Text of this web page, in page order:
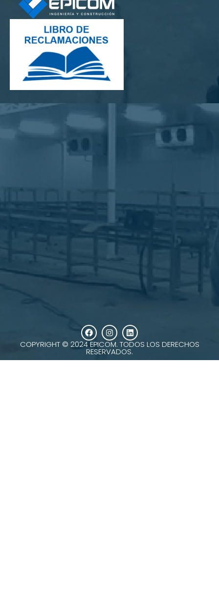
COPYRIGHT © 2024 EPICOM. TODOS LOS DERECHOS
RESERVADOS.